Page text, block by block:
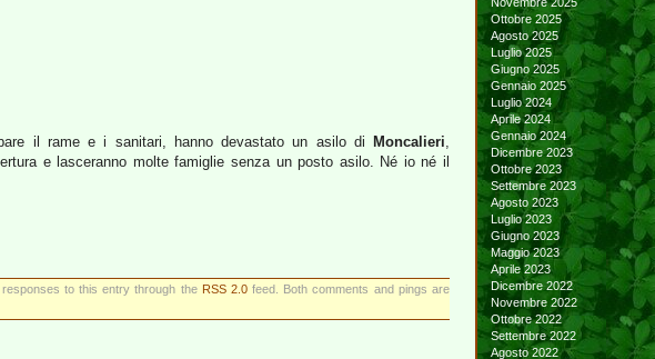
il rame e i sanitari, hanno devastato un asilo di Moncalieri,
e lasceranno molte famiglie senza un posto asilo. Né io né il
to this entry through the RSS 2.0feed. Both comments and pings are
Ottobre 2025
Agosto 2025
Luglio 2025
Giugno 2025
Gennaio 2025
Luglio 2024
Aprile 2024
Gennaio 2024
Dicembre 2023
Ottobre 2023
Settembre 2023
Agosto 2023
Luglio 2023
Giugno 2023
Maggio 2023
Aprile 2023
Dicembre 2022
Novembre 2022
Ottobre 2022
Settembre 2022
Agosto 2022